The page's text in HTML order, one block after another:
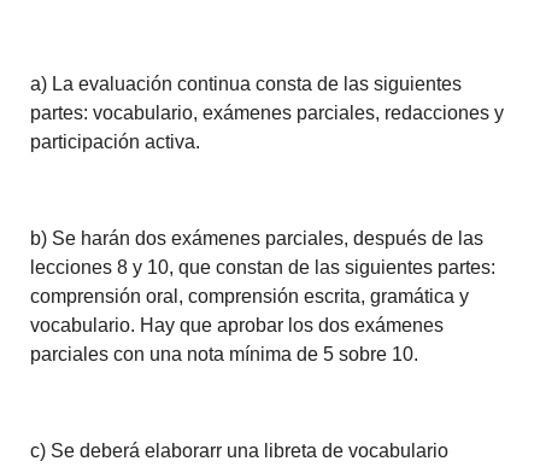
a) La evaluación continua consta de las siguientes
partes: vocabulario, exámenes parciales, redacciones y
participación activa.
b) Se harán dos exámenes parciales, después de las
lecciones 8 y 10, que constan de las siguientes partes:
comprensión oral, comprensión escrita, gramática y
vocabulario. Hay que aprobar los dos exámenes
parciales con una nota mínima de 5 sobre 10.
c) Se deberá elaborarr una libreta de vocabulario